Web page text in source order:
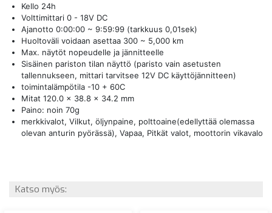
Kello 24h
Volttimittari 0 - 18V DC
Ajanotto 0:00:00 ~ 9:59:99 (tarkkuus 0,01sek)
Huoltoväli voidaan asettaa 300 ~ 5,000 km
Max. näytöt nopeudelle ja jännitteelle
Sisäinen pariston tilan näyttö (paristo vain asetusten
tallennukseen, mittari tarvitsee 12V DC käyttöjännitteen)
toimintalämpötila -10 + 60C
Mitat 120.0 x 38.8 x 34.2 mm
Paino: noin 70g
merkkivalot, Vilkut, öljynpaine, polttoaine(edellyttää olemassa
olevan anturin pyörässä), Vapaa, Pitkät valot, moottorin vikavalo
Katso myös: